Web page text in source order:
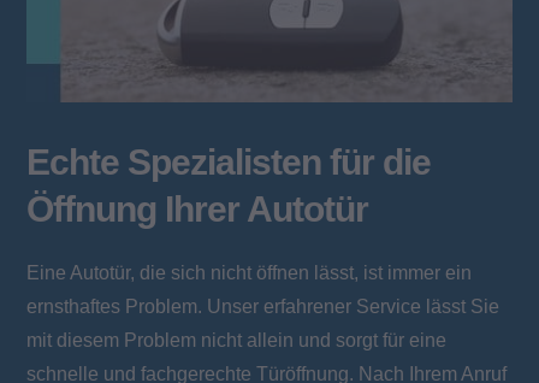
Echte Spezialisten für die
Öffnung Ihrer Autotür
Eine Autotür, die sich nicht öffnen lässt, ist immer ein
ernsthaftes Problem. Unser erfahrener Service lässt Sie
mit diesem Problem nicht allein und sorgt für eine
schnelle und fachgerechte Türöffnung. Nach Ihrem Anruf